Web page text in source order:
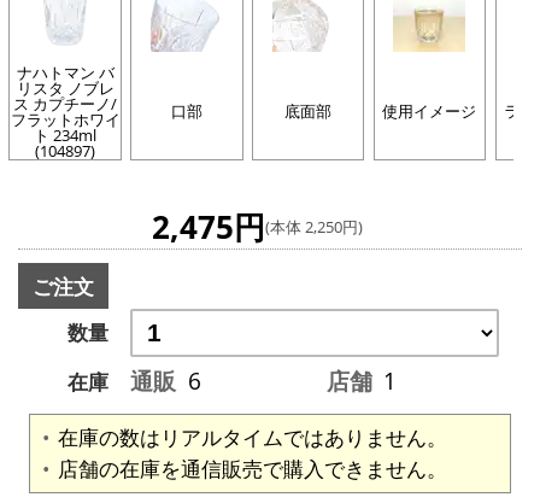
ナハトマン バ
リスタ ノブレ
ス カプチーノ/
フラットホワイ
ト 234ml
(104897)
口部 底面部 使用イメージ ライ
2,475円(本体 2,250円)
ご注文
数量
在庫
通販 6 店舗 1
在庫の数はリアルタイムではありません。
店舗の在庫を通信販売で購入できません。